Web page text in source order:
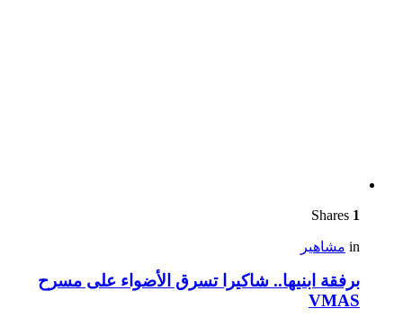
1
in مشاهير
برفقة ابنيها.. شاكيرا تسرق الأضواء على مسرح
VMAS